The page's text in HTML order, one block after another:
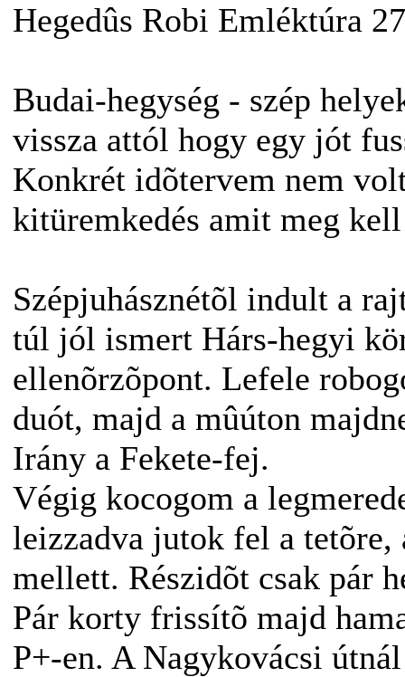
Hegedûs Robi Emléktúra
Budai-hegység - szép
vissza attól hogy egy jót
Konkrét idõtervem nem
kitüremkedés amit meg
Szépjuhásznétõl indult a
túl jól ismert Hárs-hegyi
ellenõrzõpont. Lefele
duót, majd a mûúton
Irány a Fekete-fej.
Végig kocogom a
leizzadva jutok fel a tetõre,
mellett. Részidõt csak pár
Pár korty frissítõ majd
P+-en. A Nagykovácsi